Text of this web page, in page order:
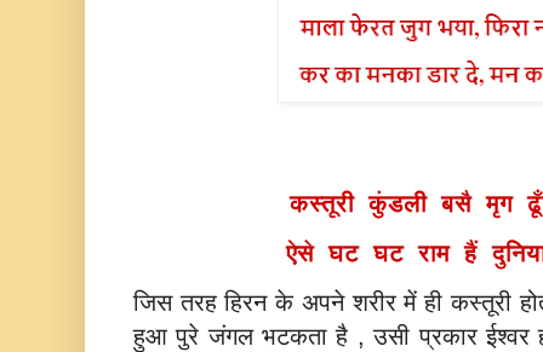
कस्तूरी कुंडली बसै मृग
ऐसे घट घट राम हैं
जिस तरह हिरन के अपने शरीर में ही कस्तूरी
हुआ पुरे जंगल भटकता है , उसी प्रकार ईश्वर